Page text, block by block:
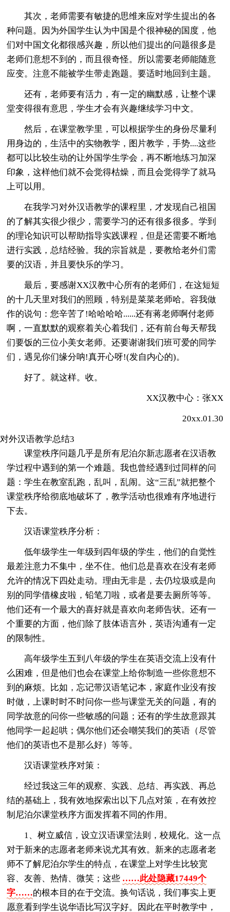
其次，老师需要有敏捷的思维来应对学生提出的各
种问题。因为外国学生认为中国是个很神秘的国度，他
们对中国文化都很感兴趣，所以他们提出的问题很多是
老师们意想不到的，而且很奇怪。所以需要老师能随意
应变。注意不能被学生带走跑题。要适时地回到主题。
还有，老师要有活力，有一定的幽默感，让整个课
堂变得很有意思，学生才会有兴趣继续学习中文。
然后，在课堂教学里，可以根据学生的身份尽量利
用身边的，生活中的实物教学，图片教学，手势....这些
都可以比较生动的让外国学生学会，再不断地练习加深
印象，这样他们就不会觉得枯燥，而且会觉得学了就马
上可以用。
在我学习对外汉语教学的课程里，才发现自己祖国
的了解其实很少很少，需要学习的还有很多很多。学到
的理论知识可以帮助指导实践课程，但是还需要不断地
进行实践，总结经验。我的宗旨就是，要教给老外们需
要的汉语，并且要快乐的学习。
最后，要感谢XX汉教中心所有的老师们，在这短短
的十几天里对我们的照顾，特别是菜菜老师哈。容我做
作的说句：您辛苦了!哈哈哈哈......还有蒋老师啊付老师
啊，一直默默的观察着关心着我们，还有前台每天帮我
们要饭的三位小美女老师。还要谢谢我们班可爱的同学
们，遇见你们缘分呐!真开心呀!(发自内心的)。
好了。就这样。收。
XX汉教中心：张XX
20xx.01.30
对外汉语教学总结3
课堂秩序问题几乎是所有尼泊尔新志愿者在汉语教
学过程中遇到的第一个难题。我也曾经遇到过同样的问
题：学生在教室乱跑，乱叫，乱闹。这“三乱”就把整个
课堂秩序给彻底地破坏了，教学活动也很难有序地进行
下去。
汉语课堂秩序分析：
低年级学生一年级到四年级的学生，他们的自觉性
最差注意力不集中，坐不住。他们总是喜欢在没有老师
允许的情况下四处走动。理由无非是，去仍垃圾或是向
别的同学借橡皮啦，铅笔刀啦，或者是要去厕所等等。
他们还有一个最大的喜好就是喜欢向老师告状。还有一
个重要的方面，他们除了肢体语言外，英语沟通有一定
的限制性。
高年级学生五到八年级的学生在英语交流上没有什
么困难，但是他们也会在课堂上给你制造一些你意想不
到的麻烦。比如，忘记带汉语笔记本，家庭作业没有按
时做，上课时时不时问你一些与课堂无关的问题，有的
同学故意的问你一些敏感的问题；还有的学生故意跟其
他同学一起起哄；偶尔他们还会嘲笑我们的英语（尽管
他们的英语也不是那么好）等等。
汉语课堂秩序对策：
经过我这三年的观察、实践、总结、再实践、再总
结的基础上，我有效地探索出以下几点对策，在有效控
制尼泊尔课堂秩序方面发挥着不同的作用。
1、树立威信，设立汉语课堂法则，校规化。这一点
对于新来的志愿者老师来说尤其有效。新来的志愿者老
师不了解尼泊尔学生的特点，在课堂上对学生比较宽
容、友善、热情、微笑；这些 ……此处隐藏17449个
字……的根本目的在于交流。换句话说，我们事实上更
愿意看到学生说华语比写汉字好。因此在平时教学中，